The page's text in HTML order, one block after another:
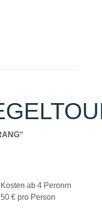
Kosten ab 4 Peronrn
50 € pro Person